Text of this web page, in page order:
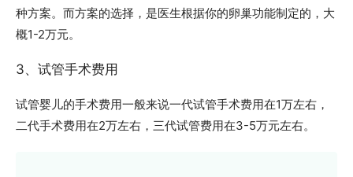
种方案。而方案的选择，是医生根据你的卵巢功能制定的，大
概1-2万元。
3、试管手术费用
试管婴儿的手术费用一般来说一代试管手术费用在1万左右，
二代手术费用在2万左右，三代试管费用在3-5万元左右。